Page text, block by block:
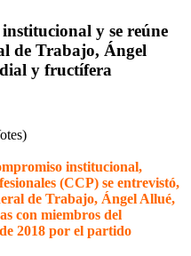
y se reúne
de Trabajo, Ángel
y fructífera
institucional,
(CCP) se entrevistó,
de Trabajo, Ángel Allué,
con miembros del
2018 por el partido